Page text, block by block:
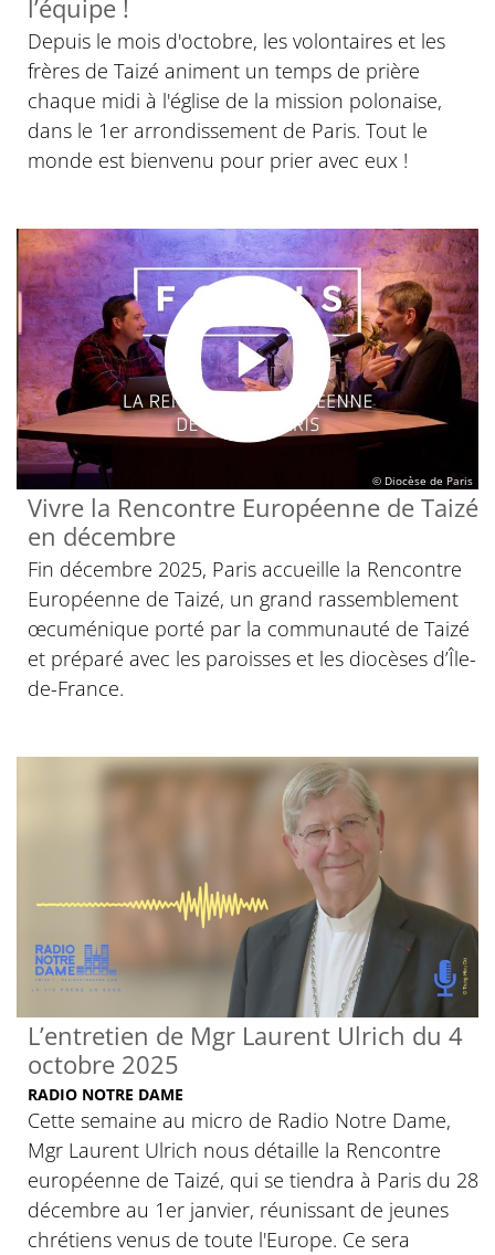
l’équipe !
Depuis le mois d'octobre, les volontaires et les
frères de Taizé animent un temps de prière
chaque midi à l'église de la mission polonaise,
dans le 1er arrondissement de Paris. Tout le
monde est bienvenu pour prier avec eux !
© Diocèse de Paris
Vivre la Rencontre Européenne de Taizé
en décembre
Fin décembre 2025, Paris accueille la Rencontre
Européenne de Taizé, un grand rassemblement
œcuménique porté par la communauté de Taizé
et préparé avec les paroisses et les diocèses d’Île-
de-France.
L’entretien de Mgr Laurent Ulrich du 4
octobre 2025
RADIO NOTRE DAME
Cette semaine au micro de Radio Notre Dame,
Mgr Laurent Ulrich nous détaille la Rencontre
européenne de Taizé, qui se tiendra à Paris du 28
décembre au 1er janvier, réunissant de jeunes
chrétiens venus de toute l'Europe. Ce sera